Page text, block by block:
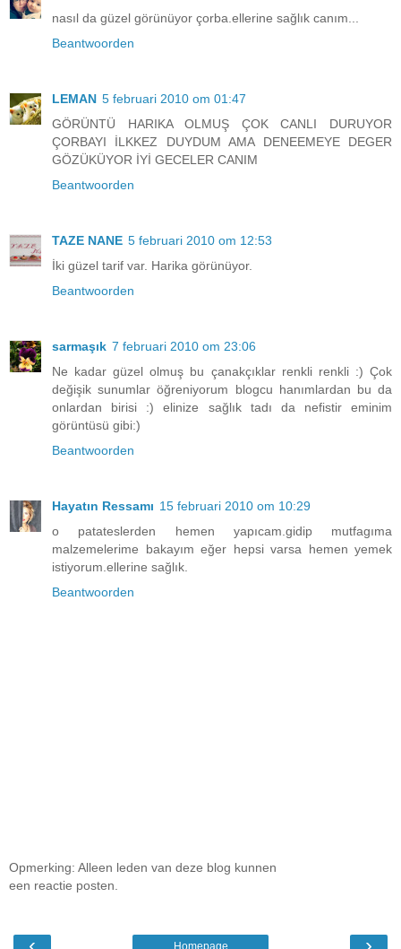
nasıl da güzel görünüyor çorba.ellerine sağlık canım...
Beantwoorden
LEMAN 5 februari 2010 om 01:47
GÖRÜNTÜ HARIKA OLMUŞ ÇOK CANLI DURUYOR
ÇORBAYI İLKKEZ DUYDUM AMA DENEEMEYE DEGER
GÖZÜKÜYOR İYİ GECELER CANIM
Beantwoorden
TAZE NANE 5 februari 2010 om 12:53
İki güzel tarif var. Harika görünüyor.
Beantwoorden
sarmaşık 7 februari 2010 om 23:06
Ne kadar güzel olmuş bu çanakçıklar renkli renkli :) Çok
değişik sunumlar öğreniyorum blogcu hanımlardan bu da
onlardan birisi :) elinize sağlık tadı da nefistir eminim
görüntüsü gibi:)
Beantwoorden
Hayatın Ressamı 15 februari 2010 om 10:29
o patateslerden hemen yapıcam.gidip mutfagıma
malzemelerime bakayım eğer hepsi varsa hemen yemek
istiyorum.ellerine sağlık.
Beantwoorden
Opmerking: Alleen leden van deze blog kunnen
een reactie posten.
Homepage